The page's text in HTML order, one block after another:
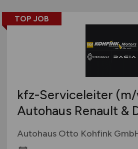
TOP JOB
kfz-Serviceleiter
Autohaus Renault &
Autohaus Otto Kohfink